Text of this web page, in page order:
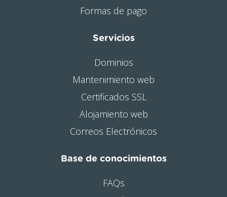
Formas de pago
Servicios
Dominios
Mantenimiento web
Certificados SSL
Alojamiento web
Correos Electrónicos
Base de conocimientos
FAQs